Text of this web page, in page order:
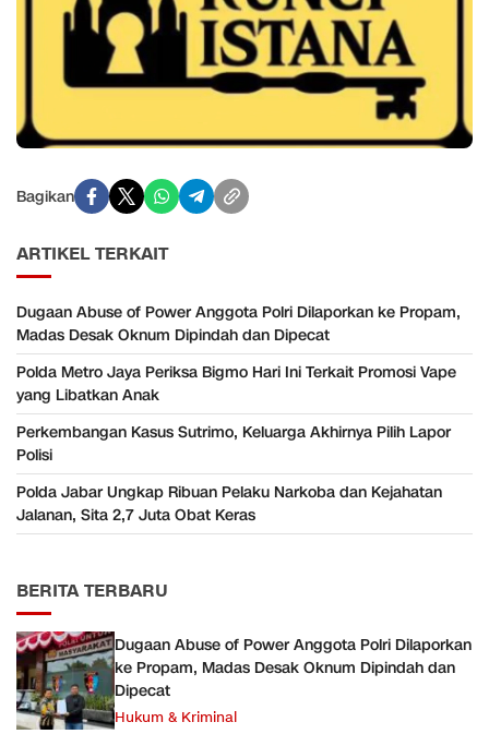
Bagikan
ARTIKEL TERKAIT
Dugaan Abuse of Power Anggota Polri Dilaporkan ke Propam,
Madas Desak Oknum Dipindah dan Dipecat
Polda Metro Jaya Periksa Bigmo Hari Ini Terkait Promosi Vape
yang Libatkan Anak
Perkembangan Kasus Sutrimo, Keluarga Akhirnya Pilih Lapor
Polisi
Polda Jabar Ungkap Ribuan Pelaku Narkoba dan Kejahatan
Jalanan, Sita 2,7 Juta Obat Keras
BERITA TERBARU
Dugaan Abuse of Power Anggota Polri Dilaporkan
ke Propam, Madas Desak Oknum Dipindah dan
Dipecat
Hukum & Kriminal